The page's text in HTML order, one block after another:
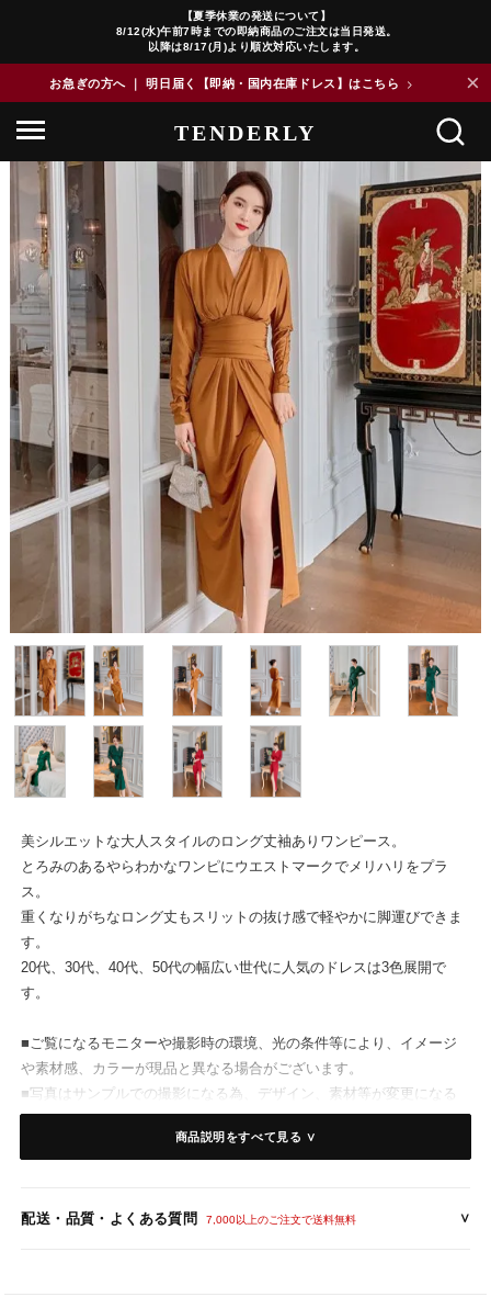
【夏季休業の発送について】
8/12(水)午前7時までの即納商品のご注文は当日発送。
以降は8/17(月)より順次対応いたします。
お急ぎの方へ ｜ 明日届く【即納・国内在庫ドレス】はこちら > ×
美シルエットな大人スタイルのロング丈袖ありワンピース。
とろみのあるやらわかなワンピにウエストマークでメリハリをプラ
ス。
重くなりがちなロング丈もスリットの抜け感で軽やかに脚運びできま
す。
20代、30代、40代、50代の幅広い世代に人気のドレスは3色展開で
す。
■ご覧になるモニターや撮影時の環境、光の条件等により、イメージ
や素材感、カラーが現品と異なる場合がございます。
■写真はサンプルでの撮影になる為、デザイン、素材等が変更になる
場合がございます。
- キャラメル
商品説明をすべて見る ∨
配送・品質・よくある質問 7,000以上のご注文で送料無料 ∨